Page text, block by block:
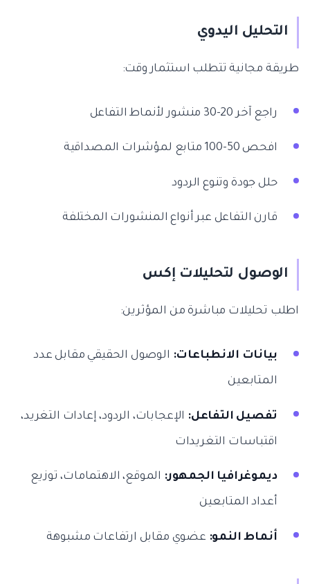
التحليل اليدوي
طريقة مجانية تتطلب استثمار وقت:
راجع آخر 20-30 منشور لأنماط التفاعل
افحص 50-100 متابع لمؤشرات المصداقية
حلل جودة وتنوع الردود
قارن التفاعل عبر أنواع المنشورات المختلفة
الوصول لتحليلات إكس
اطلب تحليلات مباشرة من المؤثرين:
بيانات الانطباعات:الوصول الحقيقي مقابل عدد
المتابعين
تفصيل التفاعل:الإعجابات، الردود، إعادات التغريد،
اقتباسات التغريدات
ديموغرافيا الجمهور:الموقع، الاهتمامات، توزيع
أعداد المتابعين
أنماط النمو:عضوي مقابل ارتفاعات مشبوهة